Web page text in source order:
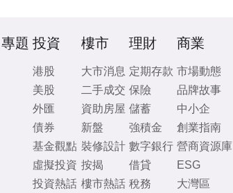
專題 投資
港股
美股
外匯
債券
基金觀點
虛擬投資
投資熱話
樓市
大市消息
二手成交
資助房屋
新盤
裝修設計
按揭
樓市熱話
理財
定期存款
保險
儲蓄
強積金
數字銀行
借貸
稅務
商業
市場動態
品牌故事
中小企
創業指南
營商資源庫
ESG
大灣區